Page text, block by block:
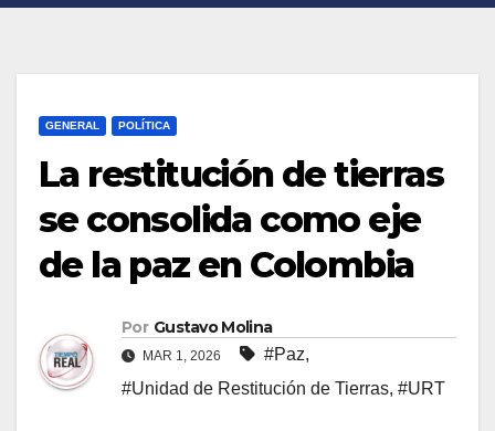
GENERAL POLÍTICA
La restitución de tierras
se consolida como eje
de la paz en Colombia
Por Gustavo Molina
MAR 1, 2026 #Paz,
#Unidad de Restitución de Tierras, #URT